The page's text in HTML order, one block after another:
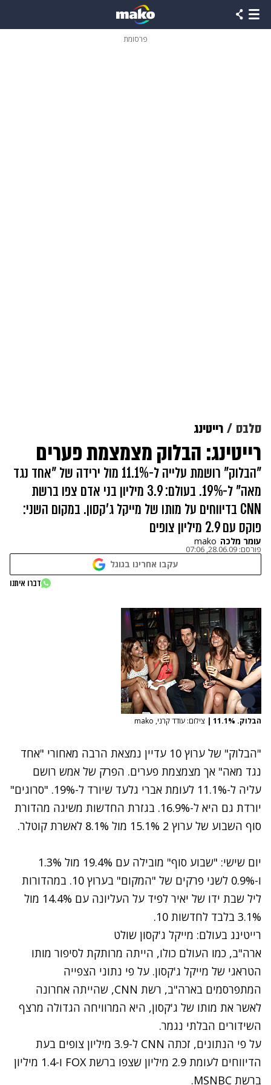
פרסומת
סלבס רייטינג
רייטינג: הבלוק מצמצמת פערים
"הבלוק" רושמת עלייה ל-11.1% מול ירידה של "אחד נגד
מאה" ל-19%. בעולם: 3.9 מיליון בני אדם צפו ברשת
CNN בדיווחים על מותו של מייקל ג'קסון. במקום השני:
פוקס עם 2.9 מיליון צופים
עומר מלכה mako
פורסם: 28.06.09, 07:06
עקבו אחרינו בגוגל
דברו איתנו
הבלוק. 11.1% | צילום: עודד קרני, mako
"הבלוק" של ערוץ 10 עדיין נמצאת הרבה מאחורי "אחד
נגד מאה" אך מצמצמת פערים. הפרק של אמש רושם
עליה ל-11.1% לעומת אברי גלעד שיורד ל-19%. "סרוגים"
יורדת גם היא ל-16.9%. בגזרת החדשות משיגה
מהדורת
סוף השבוע של ערוץ 2 15.1% מול 8.1% לאשרת קוטלר.
יום שישי: "שבוע סוף" מובילה עם 19.4% מול 1.3%
ו-0.9% לשני פרקים של "המקום" בערוץ 10. במהדורות
ליל שבת ידו של יאיר לפיד
על העליונה עם 14.4% מול
3.1% בלבד לחדשות 10.
רייטינג בעולם: מייקל ג'קסון שולט
ארה"ב, כמו העולם כולו, הייתה מרותקת לסיפור מותו
הטראגי של מייקל ג'קסון. על פי נתוני הצפייה
המתפרסמים בארה"ב, רשת CNN, שהייתה אחרונה
לאשר את מותו של ג'קסון, היא המרוויחה הגדולה מרצף
השידורים הבלתי נגמר.
על פי הנתונים, זכתה CNN ל-3.9 מיליון צופים בעת
הדיווחים לעומת 2.9 מיליון שצפו ברשת FOX ו-1.4 מיליון
ברשת MSNBC.